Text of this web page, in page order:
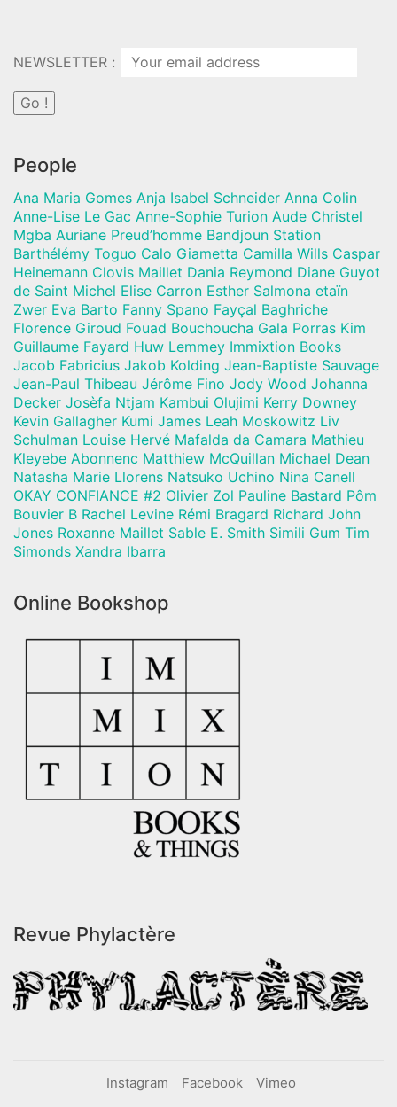
NEWSLETTER :
People
Ana Maria Gomes Anja Isabel Schneider Anna Colin
Anne-Lise Le Gac Anne-Sophie Turion Aude Christel
Mgba Auriane Preud’homme Bandjoun Station
Barthélémy Toguo Calo Giametta Camilla Wills Caspar
Heinemann Clovis Maillet Dania Reymond Diane Guyot
de Saint Michel Elise Carron Esther Salmona etaïn
Zwer Eva Barto Fanny Spano Fayçal Baghriche
Florence Giroud Fouad Bouchoucha Gala Porras Kim
Guillaume Fayard Huw Lemmey Immixtion Books
Jacob Fabricius Jakob Kolding Jean-Baptiste Sauvage
Jean-Paul Thibeau Jérôme Fino Jody Wood Johanna
Decker Josèfa Ntjam Kambui Olujimi Kerry Downey
Kevin Gallagher Kumi James Leah Moskowitz Liv
Schulman Louise Hervé Mafalda da Camara Mathieu
Kleyebe Abonnenc Matthiew McQuillan Michael Dean
Natasha Marie Llorens Natsuko Uchino Nina Canell
OKAY CONFIANCE #2 Olivier Zol Pauline Bastard Pôm
Bouvier B Rachel Levine Rémi Bragard Richard John
Jones Roxanne Maillet Sable E. Smith Simili Gum Tim
Simonds Xandra Ibarra
Online Bookshop
Revue Phylactère
Instagram Facebook Vimeo